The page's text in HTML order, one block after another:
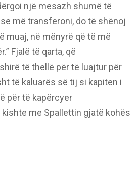
një mesazh shumë të
më transferoni, do të shënoj
muaj, në mënyrë që të më
Fjalë të qarta, që
të thellë për të luajtur për
të kaluarës së tij si kapiten i
për të kapërcyer
me Spallettin gjatë kohës